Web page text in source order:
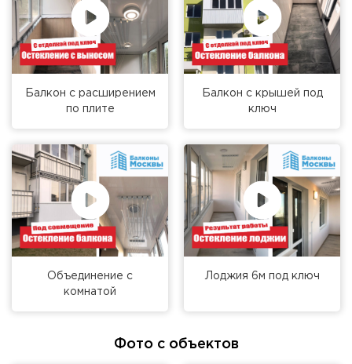
Балкон с расширением
по плите
Балкон с крышей под
ключ
Объединение с
комнатой
Лоджия 6м под ключ
Фото с объектов